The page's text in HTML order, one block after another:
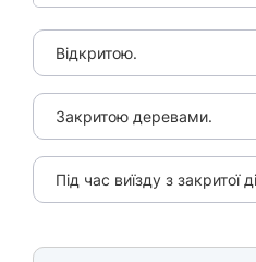
Відкритою.
Закритою деревами.
Під час виїзду з закритої